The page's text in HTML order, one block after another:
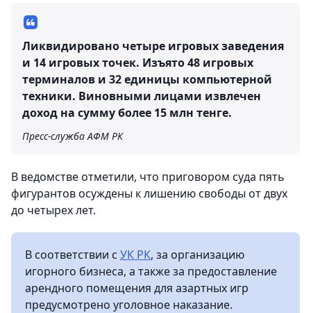
Ликвидировано четыре игровых заведения
и 14 игровых точек. Изъято 48 игровых
терминалов и 32 единицы компьютерной
техники. Виновными лицами извлечен
доход на сумму более 15 млн тенге.
Пресс-служба АФМ РК
В ведомстве отметили, что приговором суда пять
фигурантов осуждены к лишению свободы от двух
до четырех лет.
В соответствии с УК РК, за организацию
игорного бизнеса, а также за предоставление
арендного помещения для азартных игр
предусмотрено уголовное наказание.